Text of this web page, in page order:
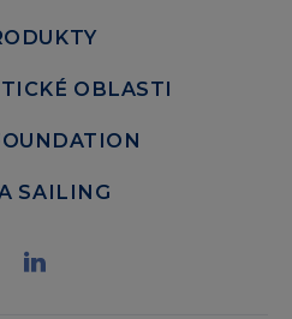
OBLASTI
SAILING